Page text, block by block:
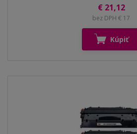
€ 21,12
bez DPH € 17
Kúpiť